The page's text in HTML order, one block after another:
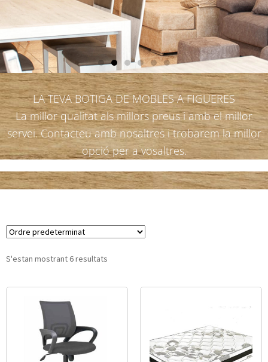
LA TEVA BOTIGA DE MOBLES A FIGUERES
La millor qualitat als millors preus i amb el millor
servei. Contacteu amb nosaltres i trobarem la millor
opció per a vosaltres.
S'estan mostrant 6 resultats